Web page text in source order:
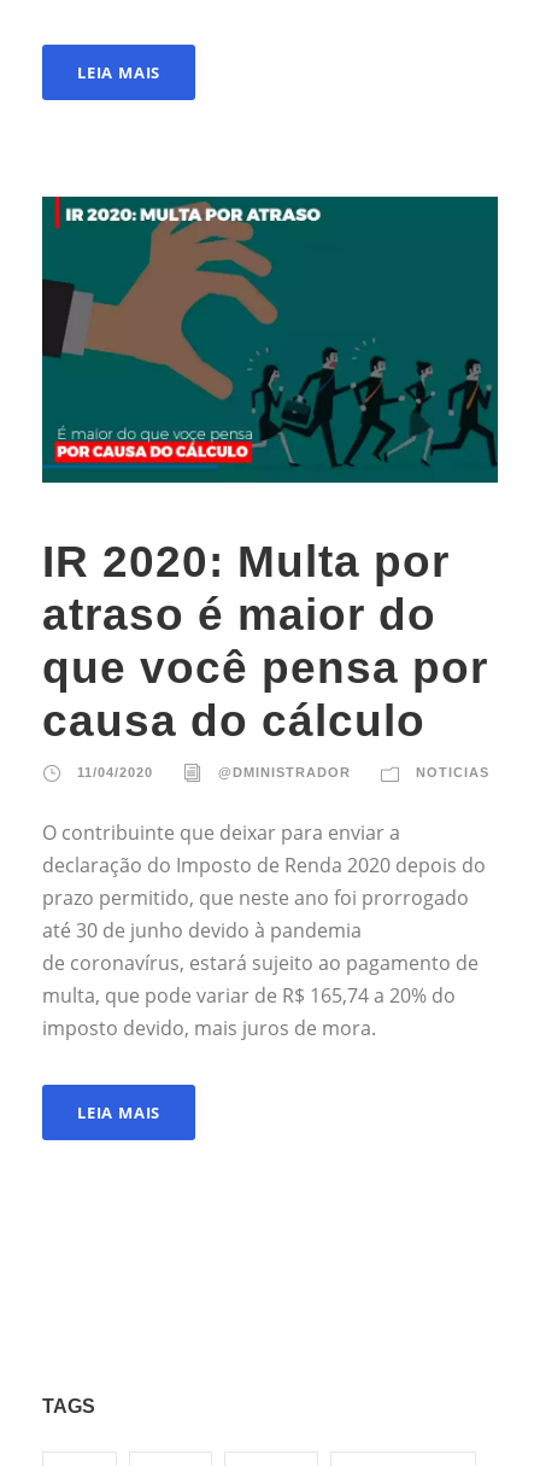
LEIA MAIS
IR 2020: Multa por
atraso é maior do
que você pensa por
causa do cálculo
11/04/2020 @DMINISTRADOR NOTICIAS
O contribuinte que deixar para enviar a
declaração do Imposto de Renda 2020 depois do
prazo permitido, que neste ano foi prorrogado
até 30 de junho devido à pandemia
de coronavírus, estará sujeito ao pagamento de
multa, que pode variar de R$ 165,74 a 20% do
imposto devido, mais juros de mora.
LEIA MAIS
TAGS